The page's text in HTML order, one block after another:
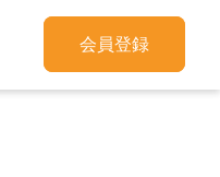
会員登録